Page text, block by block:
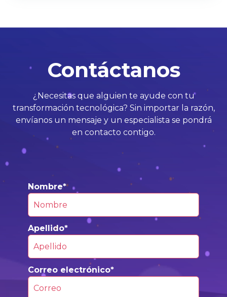
Contáctanos
¿Necesitas que alguien te ayude con tu
transformación tecnológica? Sin importar la razón,
envíanos un mensaje y un especialista se pondrá
en contacto contigo.
Nombre*
Apellido*
Correo electrónico*